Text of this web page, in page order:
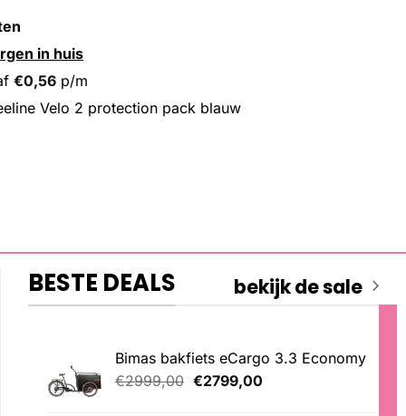
in huis
€0,56 p/m
Velo 2 protection pack blauw
BESTE DEALS bekijk de sale
Bimas bakfiets eCargo 3.3 Economy
€2999,00 Oorspronkelijke
€2799,00Huidige